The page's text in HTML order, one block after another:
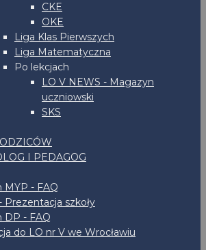
CKE
OKE
Liga Klas Pierwszych
Liga Matematyczna
Po lekcjach
LO V NEWS - Magazyn
uczniowski
SKS
I PEDAGOG
MYP - FAQ
Prezentacja szkoły
DP - FAQ
do LO nr V we Wrocławiu